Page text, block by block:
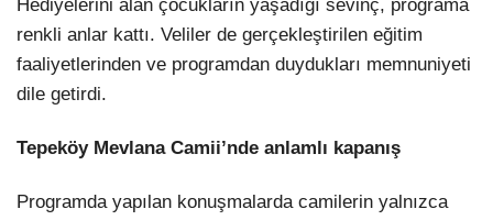
Hediyelerini alan çocukların yaşadığı sevinç, programa
renkli anlar kattı. Veliler de gerçekleştirilen eğitim
faaliyetlerinden ve programdan duydukları memnuniyeti
dile getirdi.
Tepeköy Mevlana Camii’nde anlamlı kapanış
Programda yapılan konuşmalarda camilerin yalnızca